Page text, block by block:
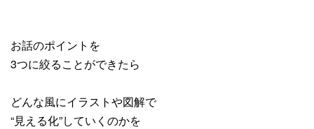
お話のポイントを
3つに絞ることができたら
どんな風にイラストや図解で
“見える化”していくのかを